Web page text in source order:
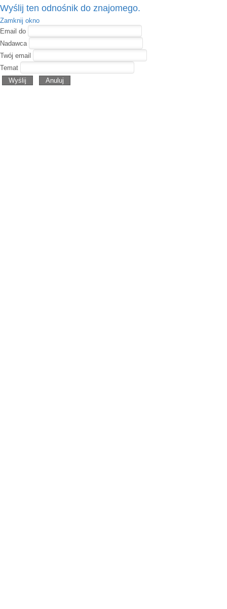
Wyślij ten odnośnik do znajomego.
Zamknij okno
Email do
Nadawca
Twój email
Temat
Wyślij
Anuluj